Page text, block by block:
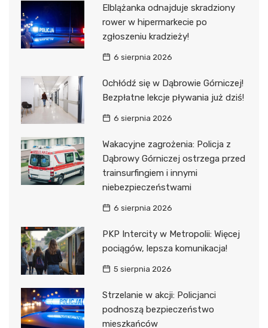
Elblążanka odnajduje skradziony
rower w hipermarkecie po
zgłoszeniu kradzieży!
6 sierpnia 2026
Ochłódź się w Dąbrowie Górniczej!
Bezpłatne lekcje pływania już dziś!
6 sierpnia 2026
Wakacyjne zagrożenia: Policja z
Dąbrowy Górniczej ostrzega przed
trainsurfingiem i innymi
niebezpieczeństwami
6 sierpnia 2026
PKP Intercity w Metropolii: Więcej
pociągów, lepsza komunikacja!
5 sierpnia 2026
Strzelanie w akcji: Policjanci
podnoszą bezpieczeństwo
mieszkańców